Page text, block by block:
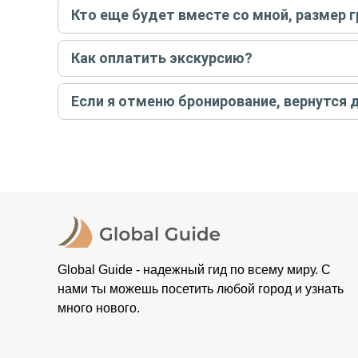
вас об отмене, а мы вернем предоплату на карту. Во
Кто еще будет вместе со мной, размер
Если экскурсия индивидуальная, гид проведет
условий конкретной экскурсии.
Как оплатить экскурсию?
Создайте заказ на удобную дату и время, и
контакты организатора и точное место встречи.
Если я отменю бронирование, вернутся
Global Guide - надежный гид по всему миру. С
нами ты можешь посетить любой город и узнать
много нового.